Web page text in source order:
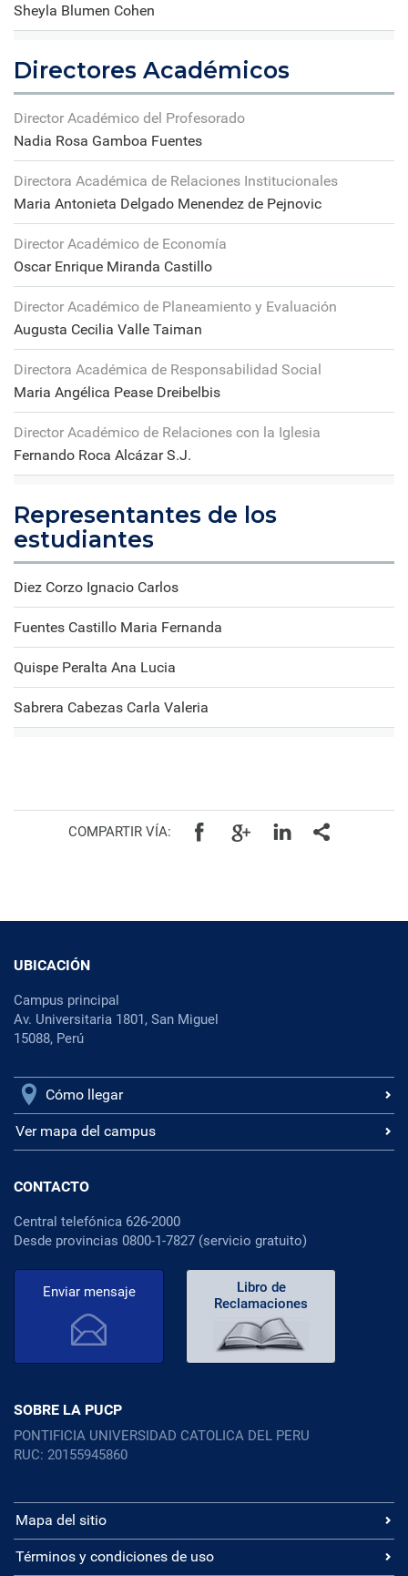
Sheyla Blumen Cohen
Directores Académicos
Director Académico del Profesorado
Nadia Rosa Gamboa Fuentes
Directora Académica de Relaciones Institucionales
Maria Antonieta Delgado Menendez de Pejnovic
Director Académico de Economía
Oscar Enrique Miranda Castillo
Director Académico de Planeamiento y Evaluación
Augusta Cecilia Valle Taiman
Directora Académica de Responsabilidad Social
Maria Angélica Pease Dreibelbis
Director Académico de Relaciones con la Iglesia
Fernando Roca Alcázar S.J.
Representantes de los
estudiantes
Diez Corzo Ignacio Carlos
Fuentes Castillo Maria Fernanda
Quispe Peralta Ana Lucia
Sabrera Cabezas Carla Valeria
COMPARTIR VÍA:
UBICACIÓN
Campus principal
Av. Universitaria 1801, San Miguel
15088, Perú
Cómo llegar
Ver mapa del campus
CONTACTO
Central telefónica 626-2000
Desde provincias 0800-1-7827 (servicio gratuito)
Enviar mensaje
Libro de
Reclamaciones
SOBRE LA PUCP
PONTIFICIA UNIVERSIDAD CATOLICA DEL PERU
RUC: 20155945860
Mapa del sitio
Términos y condiciones de uso